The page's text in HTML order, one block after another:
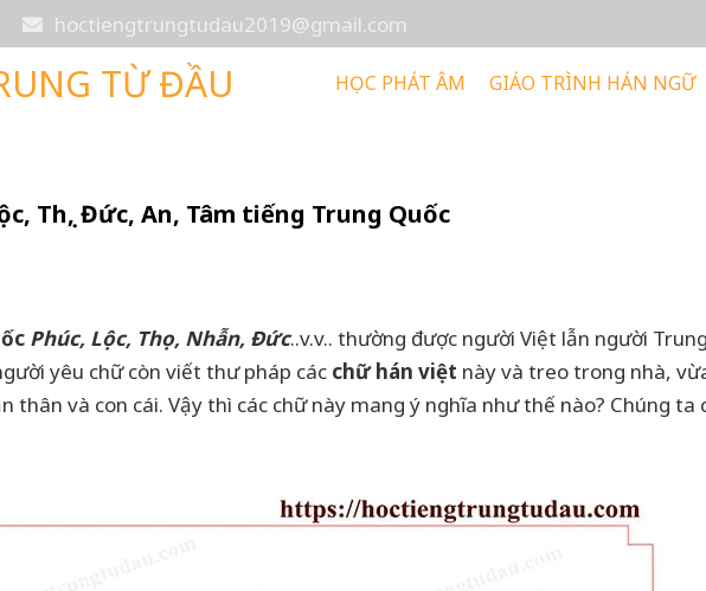
hoctiengtrungtudau2019@gmail.com
TỪ ĐẦU HỌC PHÁT ÂM GIÁO TRÌNH HÁN NGỮ
Thọ, Đức, An, Tâm tiếng Trung Quốc
Phúc, Lộc, Thọ, Nhẫn, Đức..v.v.. thường được người Việt lẫn người
yêu chữ còn viết thư pháp các chữ hán việt này và treo trong nhà,
thân và con cái. Vậy thì các chữ này mang ý nghĩa như thế nào? Chúng ta